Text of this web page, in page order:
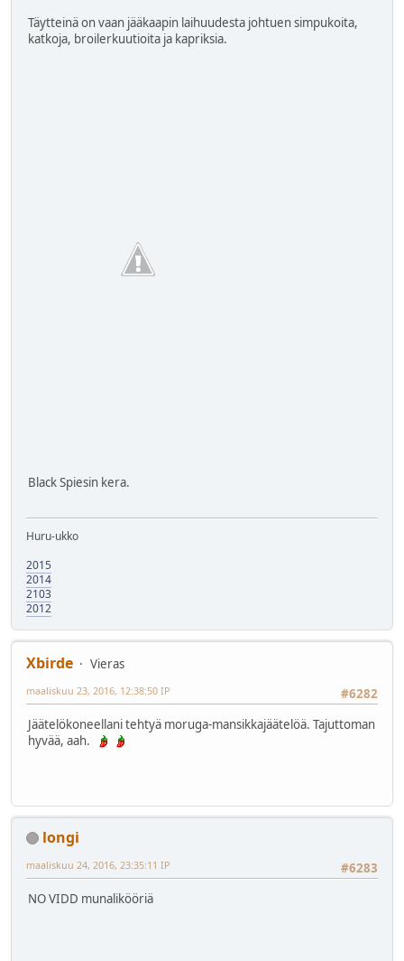
Täytteinä on vaan jääkaapin laihuudesta johtuen simpukoita,
katkoja, broilerkuutioita ja kapriksia.
Black Spiesin kera.
Huru-ukko
2015
2014
2103
2012
Xbirde
Vieras
#6282
maaliskuu 23, 2016, 12:38:50 IP
Jäätelökoneellani tehtyä moruga-mansikkajäätelöä. Tajuttoman
hyvää, aah.
longi
#6283
maaliskuu 24, 2016, 23:35:11 IP
NO VIDD munalikööriä